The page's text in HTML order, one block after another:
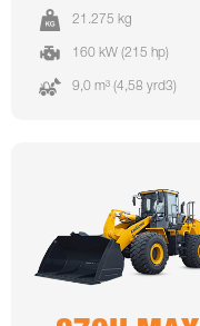
21.275 kg
160 kW (215 hp)
9,0 m³ (4,58 yrd3)